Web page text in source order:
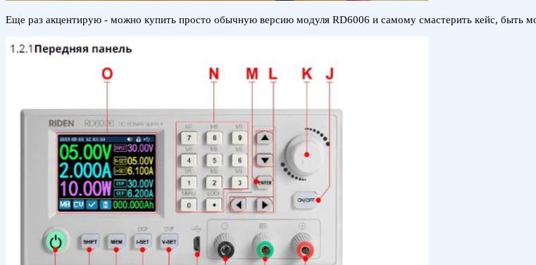
Еще раз акцентирую - можно купить просто обычную версию модуля RD6006 и самому смастерить кейс, быть